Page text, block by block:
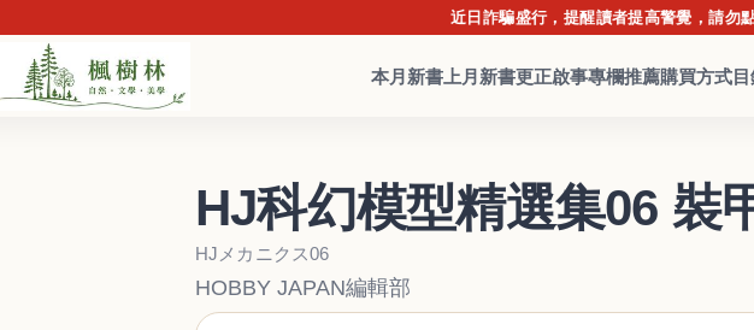
近日詐騙盛行，提醒讀者提高警覺，請勿點擊不明
本月新書 上月新書更正啟事專欄推薦購買方式
HJ科幻模型精選集06 裝
HJメカニクス06
HOBBY JAPAN編輯部